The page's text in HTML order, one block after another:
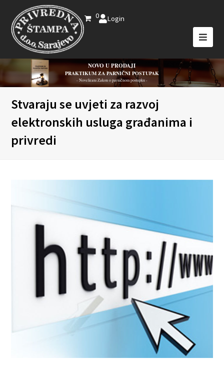
0 Login
NOVO U PRODAJI
PRAKTIKUM ZA PARNIČNI POSTUPAK
- Novelirani Zakon o parničnom postupku -
Stvaraju se uvjeti za razvoj
elektronskih usluga građanima i
privredi